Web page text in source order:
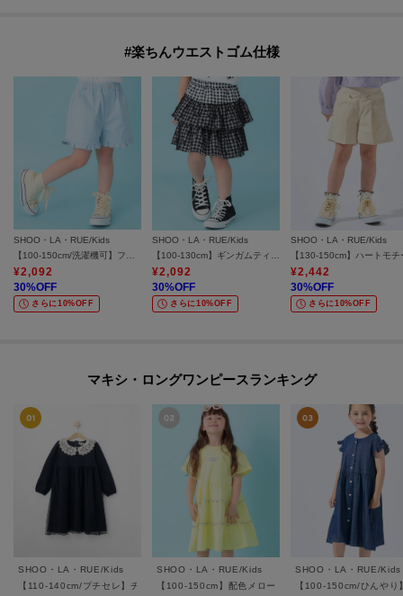
#楽ちんウエストゴム仕様
SHOO・LA・RUE/Kids
¥2,092
30%OFF
さらに10%OFF
SHOO・LA・RUE/Kids
¥2,092
30%OFF
さらに10%OFF
SHOO・LA・RUE/Kids
¥2,442
30%OFF
さらに10%OFF
マキシ・ロングワンピースランキング
SHOO・LA・RUE/Kids
【110-140cm/プチセレ】チュールドッキングワンピース
SHOO・LA・RUE/Kids
【100-150cm】配色メローティアードワンピース
SHOO・LA・RUE/Kids
【100-150cm/ひんやり